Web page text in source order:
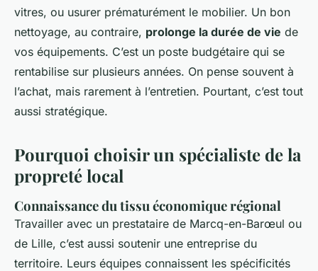
vitres, ou usurer prématurément le mobilier. Un bon
nettoyage, au contraire, prolonge la durée de vie de
vos équipements. C’est un poste budgétaire qui se
rentabilise sur plusieurs années. On pense souvent à
l’achat, mais rarement à l’entretien. Pourtant, c’est tout
aussi stratégique.
Pourquoi choisir un spécialiste de la
propreté local
Connaissance du tissu économique régional
Travailler avec un prestataire de Marcq-en-Barœul ou
de Lille, c’est aussi soutenir une entreprise du
territoire. Leurs équipes connaissent les spécificités